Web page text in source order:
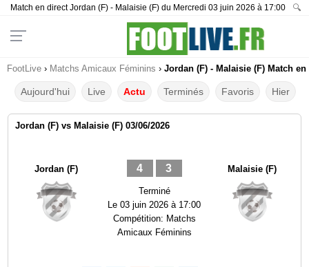
Match en direct Jordan (F) - Malaisie (F) du Mercredi 03 juin 2026 à 17:00 🔍
FootLive › Matchs Amicaux Féminins › Jordan (F) - Malaisie (F) Match
Aujourd'hui Live Actu Terminés Favoris Hier
Jordan (F) vs Malaisie (F) 03/06/2026
Jordan (F) 4 3
Terminé
Le03 juin 2026 à 17:00
Compétition: Matchs
Amicaux Féminins
Malaisie (F)